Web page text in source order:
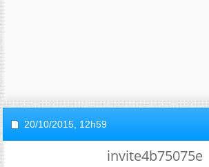
20/10/2015, 12h59
invite4b75075e